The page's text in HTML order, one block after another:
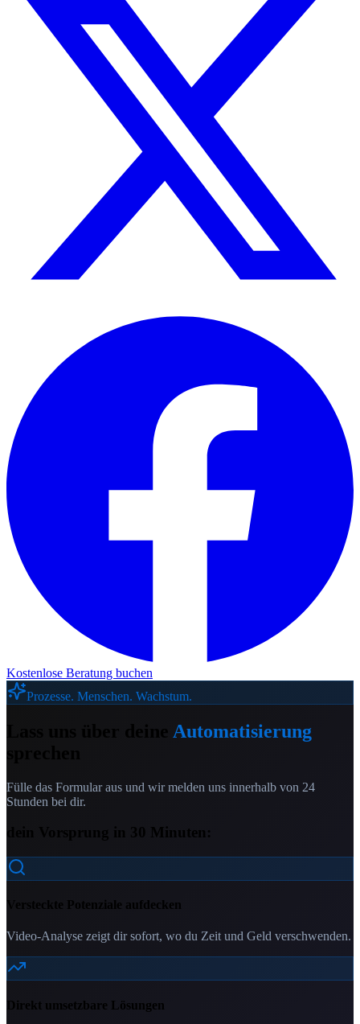
Kostenlose Beratung buchen
Prozesse. Menschen. Wachstum.
Automatisierung
Fülle das Formular aus und wir melden uns innerhalb von 24
Stunden bei dir.
dein Vorsprung in 30 Minuten:
Versteckte Potenziale aufdecken
Video-Analyse zeigt dir sofort, wo du Zeit und Geld verschwenden.
Direkt umsetzbare Lösungen